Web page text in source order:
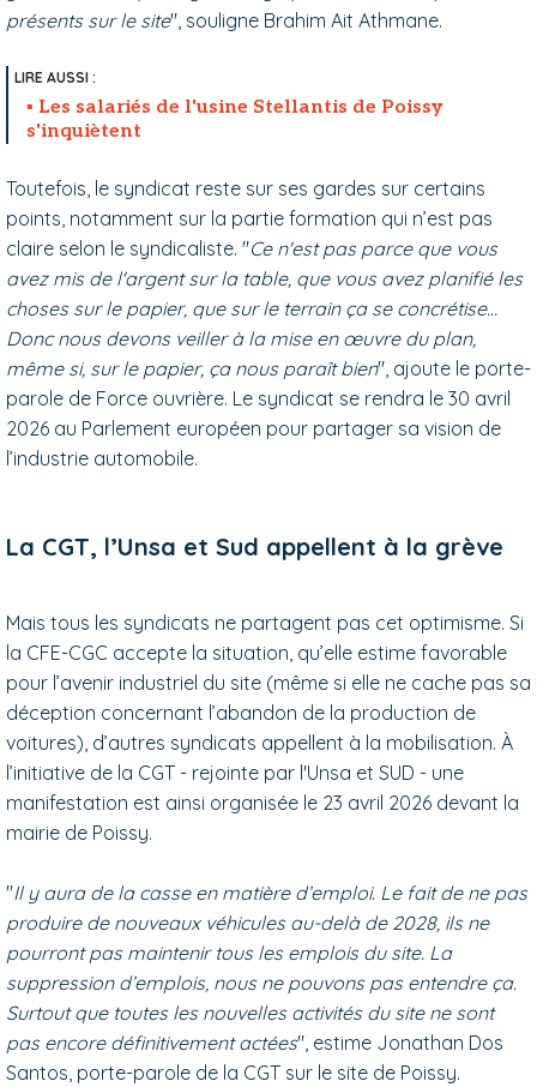
présents sur le site", souligne Brahim Ait Athmane.
Les salariés de l'usine Stellantis de Poissy
s'inquiètent
Toutefois, le syndicat reste sur ses gardes sur certains
points, notamment sur la partie formation qui n’est pas
claire selon le syndicaliste. "Ce n'est pas parce que vous
avez mis de l'argent sur la table, que vous avez planifié les
choses sur le papier, que sur le terrain ça se concrétise…
Donc nous devons veiller à la mise en œuvre du plan,
même si, sur le papier, ça nous paraît bien", ajoute le porte-
parole de Force ouvrière. Le syndicat se rendra le 30 avril
2026 au Parlement européen pour partager sa vision de
l’industrie automobile.
La CGT, l’Unsa et Sud appellent à la grève
Mais tous les syndicats ne partagent pas cet optimisme. Si
la CFE-CGC accepte la situation, qu’elle estime favorable
pour l’avenir industriel du site (même si elle ne cache pas sa
déception concernant l’abandon de la production de
voitures), d’autres syndicats appellent à la mobilisation. À
l’initiative de la CGT - rejointe par l'Unsa et SUD - une
manifestation est ainsi organisée le 23 avril 2026 devant la
mairie de Poissy.
"Il y aura de la casse en matière d’emploi. Le fait de ne pas
produire de nouveaux véhicules au-delà de 2028, ils ne
pourront pas maintenir tous les emplois du site. La
suppression d’emplois, nous ne pouvons pas entendre ça.
Surtout que toutes les nouvelles activités du site ne sont
pas encore définitivement actées", estime Jonathan Dos
Santos, porte-parole de la CGT sur le site de Poissy.